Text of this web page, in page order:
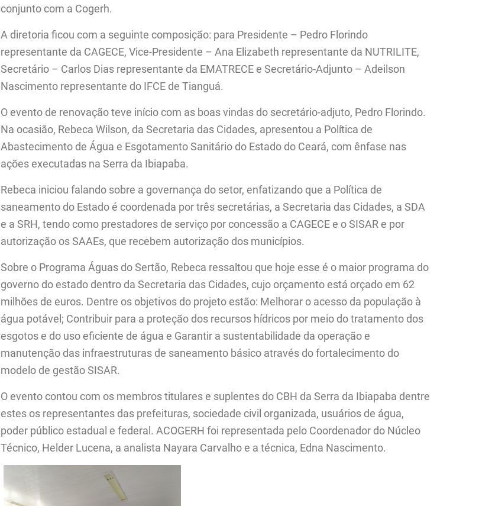
conjunto com a Cogerh.
A diretoria ficou com a seguinte composição: para Presidente – Pedro Florindo
representante da CAGECE, Vice-Presidente – Ana Elizabeth representante da NUTRILITE,
Secretário – Carlos Dias representante da EMATRECE e Secretário-Adjunto – Adeilson
Nascimento representante do IFCE de Tianguá.
O evento de renovação teve início com as boas vindas do secretário-adjuto, Pedro Florindo.
Na ocasião, Rebeca Wilson, da Secretaria das Cidades, apresentou a Política de
Abastecimento de Água e Esgotamento Sanitário do Estado do Ceará, com ênfase nas
ações executadas na Serra da Ibiapaba.
Rebeca iniciou falando sobre a governança do setor, enfatizando que a Política de
saneamento do Estado é coordenada por três secretárias, a Secretaria das Cidades, a SDA
e a SRH, tendo como prestadores de serviço por concessão a CAGECE e o SISAR e por
autorização os SAAEs, que recebem autorização dos municípios.
Sobre o Programa Águas do Sertão, Rebeca ressaltou que hoje esse é o maior programa do
governo do estado dentro da Secretaria das Cidades, cujo orçamento está orçado em 62
milhões de euros. Dentre os objetivos do projeto estão: Melhorar o acesso da população à
água potável; Contribuir para a proteção dos recursos hídricos por meio do tratamento dos
esgotos e do uso eficiente de água e Garantir a sustentabilidade da operação e
manutenção das infraestruturas de saneamento básico através do fortalecimento do
modelo de gestão SISAR.
O evento contou com os membros titulares e suplentes do CBH da Serra da Ibiapaba dentre
estes os representantes das prefeituras, sociedade civil organizada, usuários de água,
poder público estadual e federal. ACOGERH foi representada pelo Coordenador do Núcleo
Técnico, Helder Lucena, a analista Nayara Carvalho e a técnica, Edna Nascimento.